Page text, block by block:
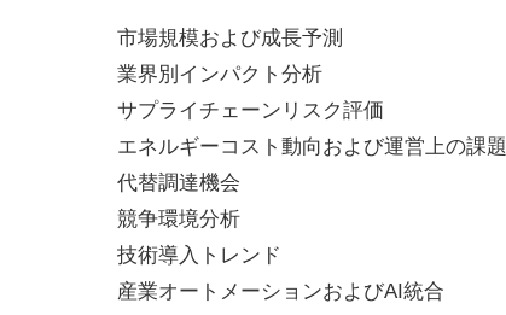
市場規模および成長予測
業界別インパクト分析
サプライチェーンリスク評価
エネルギーコスト動向および運営上の課題
代替調達機会
競争環境分析
技術導入トレンド
産業オートメーションおよびAI統合